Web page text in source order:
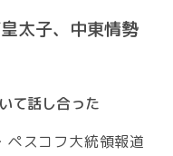
太子、中東情勢
て話し合った
スコフ大統領報道